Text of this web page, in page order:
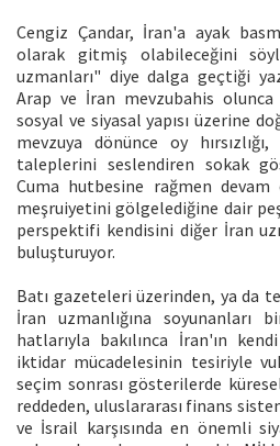
Cengiz Çandar, İran'a ayak
olarak gitmiş olabileceğini
uzmanları" diye dalga geçtiği
Arap ve İran mevzubahis
sosyal ve siyasal yapısı üzerine
mevzuya dönünce oy
taleplerini seslendiren sokak
Cuma hutbesine rağmen
meşruiyetini gölgelediğine dair
perspektifi kendisini diğer İran
buluşturuyor.
Batı gazeteleri üzerinden, ya da
İran uzmanlığına soyunanları
hatlarıyla bakılınca İran'ın
iktidar mücadelesinin tesiriyle
seçim sonrası gösterilerde
reddeden, uluslararası finans
ve İsrail karşısında en önemli